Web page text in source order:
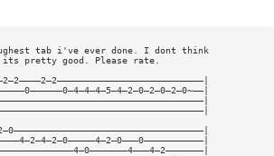
tab i've ever done. I dont think
pretty good. Please rate.